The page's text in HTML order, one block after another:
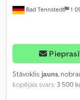
Bad Tennstedt 1
Stāvoklis: jauns,
kopējais svars: 3 500